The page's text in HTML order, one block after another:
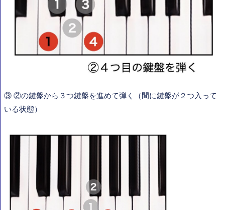
③ ②の鍵盤から３つ鍵盤を進めて弾く（間に鍵盤が２つ入って
いる状態）